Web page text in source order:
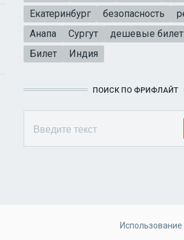
Екатеринбург
безопасность
Анапа
Сургут дешевые
Билет
Индия
ПОИСК ПО ФРИФЛАЙТ
Использование